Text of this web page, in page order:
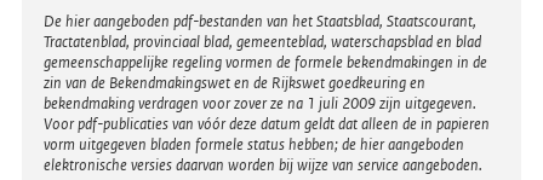
l
i
n
k
:
Disclaimer
De hier aangeboden pdf-bestanden van het Staatsblad, Staatscourant,
Tractatenblad, provinciaal blad, gemeenteblad, waterschapsblad en blad
gemeenschappelijke regeling vormen de formele bekendmakingen in de
zin van de Bekendmakingswet en de Rijkswet goedkeuring en
bekendmaking verdragen voor zover ze na 1 juli 2009 zijn uitgegeven.
Voor pdf-publicaties van vóór deze datum geldt dat alleen de in papieren
vorm uitgegeven bladen formele status hebben; de hier aangeboden
elektronische versies daarvan worden bij wijze van service aangeboden.